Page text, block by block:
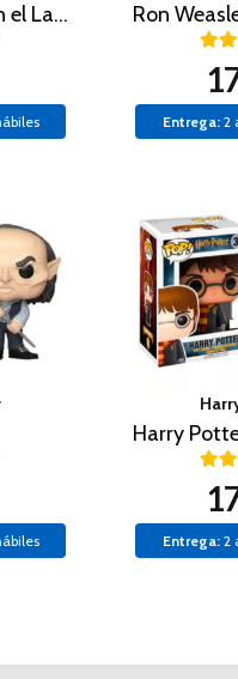
Ron Weasley (Con el Lazo del Diablo)
Entrega:2
Harry
Entrega:2